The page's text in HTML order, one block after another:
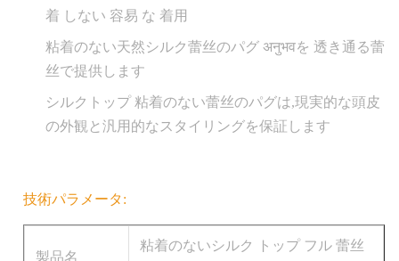
着 しない 容易 な 着用
粘着のない天然シルク蕾丝のパグ अनुभवを 透き通る蕾
丝で提供します
シルクトップ 粘着のない蕾丝のパグは,現実的な頭皮
の外観と汎用的なスタイリングを保証します
技術パラメータ:
製品名
粘着のないシルク トップ フル 蕾丝